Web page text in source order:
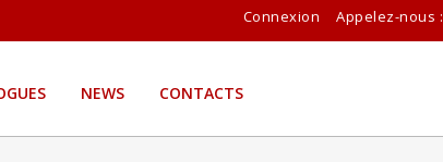
Connexion Appelez-nous :
NEWS CONTACTS